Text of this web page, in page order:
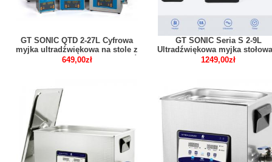
GT SONIC QTD 2-27L Cyfrowa
myjka ultradźwiękowa na stole z
podgrzewaczem do zastosowań
649,00zł
GT SONIC Seria S 2-9L
Ultradźwiękowa myjka
panelem dotykowym z
1249,00zł